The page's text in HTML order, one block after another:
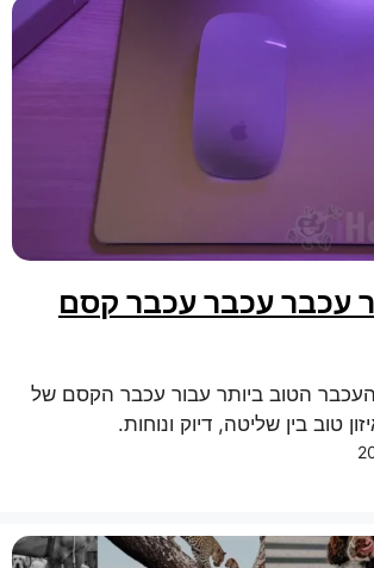
עכבר עכבר עכבר קסם
הטוב ביותר עבור עכבר הקסם של
טוב בין שליטה, דיוק ונוחות.